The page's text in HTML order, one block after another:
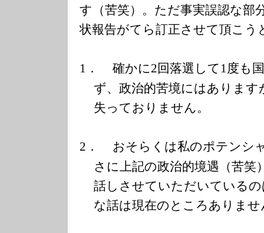
す（苦笑）。ただ事実誤認な部
状報告がてら訂正させて頂こう
1． 確かに2回落選して 1度も
ず、政治的苦境にはありま
失っておりません。
2．
おそらくは私のポテンシ
さに上記の政治的境遇（苦笑
話しさせていただいている
な話は現在のところありませ